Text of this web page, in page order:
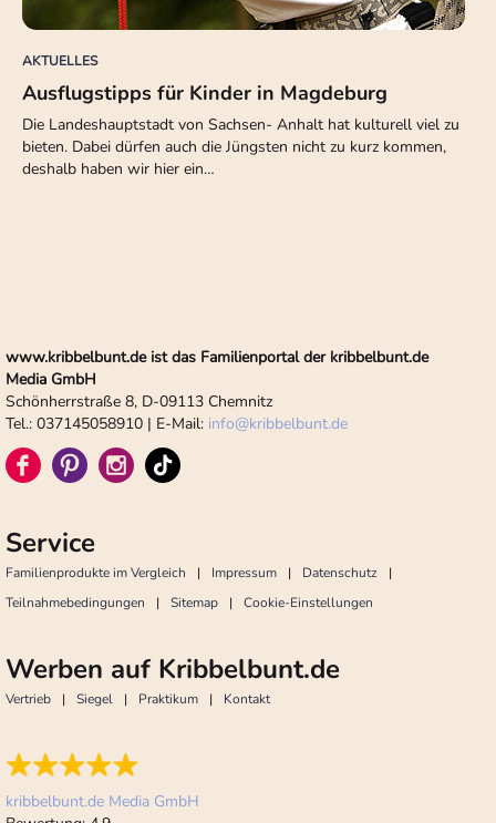
AKTUELLES
Ausflugstipps für Kinder in Magdeburg
Die Landeshauptstadt von Sachsen- Anhalt hat kulturell viel zu
bieten. Dabei dürfen auch die Jüngsten nicht zu kurz kommen,
deshalb haben wir hier ein…
www.kribbelbunt.de ist das Familienportal der kribbelbunt.de
Media GmbH
Schönherrstraße 8, D-09113 Chemnitz
Tel.: 037145058910 | E-Mail: info@kribbelbunt.de
Service
Familienprodukte im Vergleich Impressum
Datenschutz
Teilnahmebedingungen
Sitemap Cookie-Einstellungen
Werben auf Kribbelbunt.de
Vertrieb Siegel Praktikum Kontakt
kribbelbunt.de Media GmbH